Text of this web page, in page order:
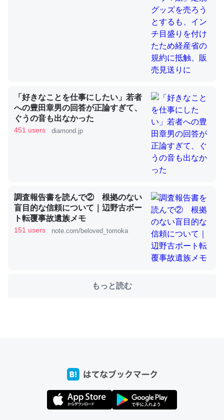
これを元に考えるとカルシウムを大量に使う脊椎動物と貝
類は苦労してるんだな…。腹足類だと殻を無くしてナメク
─ニュース :: 【研究発表】昆虫学の大問題＝「昆虫はなぜ海にいな
ウチもEchoを実家に置いて４年。でたまに覗いてる。ぼ
ちぼちRingも置こうかと画策中。あと、Googleマップで
位置情報を共有してる。電池残量や充電中かが分かるので
─たまにLINEするくらいだった遠方の父67歳と僕。ITツール導入で
コミュニケーションが劇的に変化した｜tayorini by LIFULL介護
ちょうど同じ理由でEcho Show 8を設定中でした。Prime
とかSpotifyを支払う孝行もできる。一生で親と会える残
り時間を日数にすると1週間とかの人が多いそうだけど、
─たまにLINEするくらいだった遠方の父67歳と僕。ITツール導入で
たいなのでネット環境作ったけどAlexaしか使わないので
https://toyoshi.hatenablog.com/entry/2019/05/15/1805
「好きなことを仕事にしたい」若者
への豊田章男の回答が正論すぎて、
ぐうの音も出なかった
451 users diamond.jp
調査報告書を読んで② 根拠のない
盲目的な信頼について｜辺野古ボー
ト転覆事故遺族メモ
151 users note.com/beloved_tomoka
もっと読む